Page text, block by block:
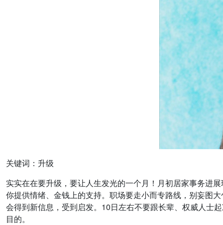
关键词：升级
实实在在要升级，要让人生发光的一个月！月初居家事务进
你提供情绪、金钱上的支持。职场要走小而专路线，别妄图
会得到新信息，受到启发。10日左右不要跟长辈、权威人士
目的。